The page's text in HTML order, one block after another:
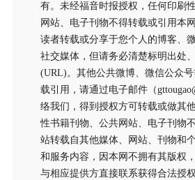
有。未经福音时报授权，任何印刷
网站、电子刊物不得转载或引用本
读者转载或分享于您个人的博客、
社交媒体，但请务必清楚标明出处
(URL)。其他公共微博、微信公众
载引用，请通过电子邮件（
络我们，得到授权方可转载或做其
性书籍刊物、公共网站、电子刊物
站转载自其他媒体、网站、刊物和
和服务内容，因本网不拥有其版权
与相应提供方直接联系获得合法授